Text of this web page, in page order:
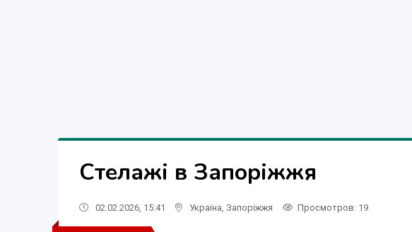
Стелажі в Запоріжжя
02.02.2026, 15:41 Україна Запоріжжя Просмотров: 19